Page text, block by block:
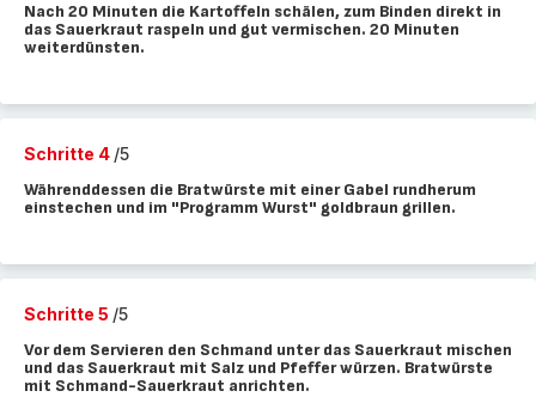
Nach 20 Minuten die Kartoffeln schälen, zum Binden direkt in
das Sauerkraut raspeln und gut vermischen. 20 Minuten
weiterdünsten.
Schritte 4 /5
Währenddessen die Bratwürste mit einer Gabel rundherum
einstechen und im "Programm Wurst" goldbraun grillen.
Schritte 5 /5
Vor dem Servieren den Schmand unter das Sauerkraut mischen
und das Sauerkraut mit Salz und Pfeffer würzen. Bratwürste
mit Schmand-Sauerkraut anrichten.